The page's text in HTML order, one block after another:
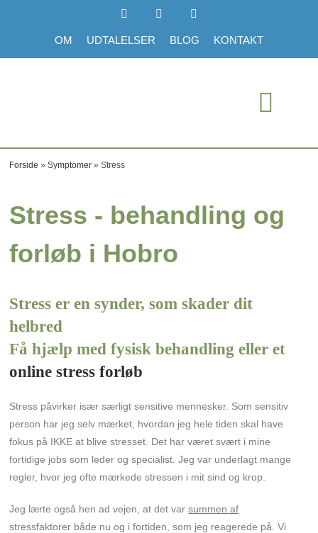
OM UDTALELSER BLOG KONTAKT
Forside »Symptomer »Stress
Stress - behandling og
forløb i Hobro
Stress er en synder, som skader dit
helbred
Få hjælp med fysisk behandling eller et
online stress forløb
Stress påvirker især særligt sensitive mennesker. Som sensitiv
person har jeg selv mærket, hvordan jeg hele tiden skal have
fokus på IKKE at blive stresset. Det har været svært i mine
fortidige jobs som leder og specialist. Jeg var underlagt mange
regler, hvor jeg ofte mærkede stressen i mit sind og krop.
Jeg lærte også hen ad vejen, at det varsummen af
stressfaktorer både nu og i fortiden, som jeg reagerede på. Vi